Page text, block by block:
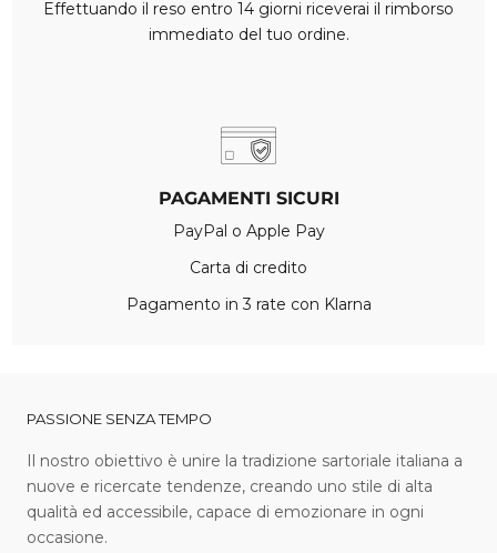
Effettuando il reso entro 14 giorni riceverai il rimborso
immediato del tuo ordine.
PAGAMENTI SICURI
PayPal o Apple Pay
Carta di credito
Pagamento in 3 rate con Klarna
PASSIONE SENZA TEMPO
I l nostro obiettivo è unire la tradizione sartoriale italiana a
nuove e ricercate tendenze, creando uno stile di alta
qualità ed accessibile, capace di emozionare in ogni
occasione.